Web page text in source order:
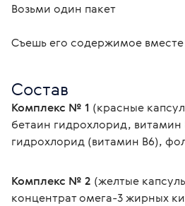
Возьми один пакет
Съешь его содержимое
Состав
Комплекс № 1 (красные
бетаин гидрохлорид, витамин
гидрохлорид (витамин В6),
Комплекс № 2 (желтые
концентрат омега-3 жирных